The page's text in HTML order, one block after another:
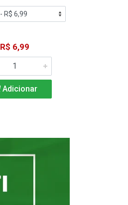
R$ 6,99
Adicionar